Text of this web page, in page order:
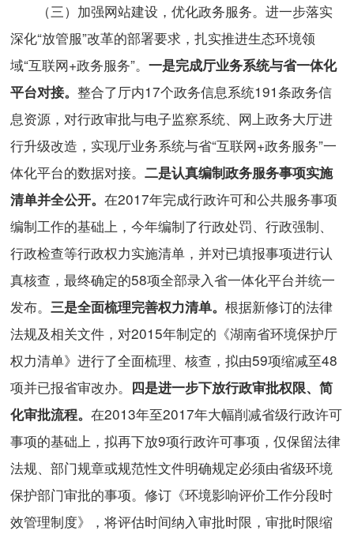
（三）加强网站建设，优化政务服务。进一步落实
深化“放管服”改革的部署要求，扎实推进生态环境领
域“互联网+政务服务”。 一是完成厅业务系统与省一体化
平台对接。 整合了厅内17个政务信息系统191条政务信
息资源，对行政审批与电子监察系统、网上政务大厅进
行升级改造，实现厅业务系统与省“互联网+政务服务”一
体化平台的数据对接。 二是认真编制政务服务事项实施
清单并全公开。 在2017年完成行政许可和公共服务事项
编制工作的基础上，今年编制了行政处罚、行政强制、
行政检查等行政权力实施清单，并对已填报事项进行认
真核查，最终确定的58项全部录入省一体化平台并统一
发布。 三是全面梳理完善权力清单。 根据新修订的法律
法规及相关文件，对2015年制定的《湖南省环境保护厅
权力清单》进行了全面梳理、核查，拟由59项缩减至48
项并已报省审改办。 四是进一步下放行政审批权限、简
化审批流程。 在2013年至2017年大幅削减省级行政许可
事项的基础上，拟再下放9项行政许可事项，仅保留法律
法规、部门规章或规范性文件明确规定必须由省级环境
保护部门审批的事项。修订《环境影响评价工作分段时
效管理制度》，将评估时间纳入审批时限，审批时限缩